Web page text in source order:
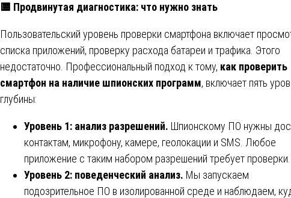
🟨 Продвинутая диагностика: что нужно знать
Пользовательский уровень проверки смартфона включает
списка приложений, проверку расхода батареи и трафика. Этого
недостаточно. Профессиональный подход к тому, как проверить
смартфон на наличие шпионских программ, включает пять
глубины:
Уровень 1: анализ разрешений. Шпионскому ПО нужны
контактам, микрофону, камере, геолокации и SMS. Любое
приложение с таким набором разрешений требует проверки.
Уровень 2: поведенческий анализ. Мы запускаем
подозрительное ПО в изолированной среде и наблюдаем,